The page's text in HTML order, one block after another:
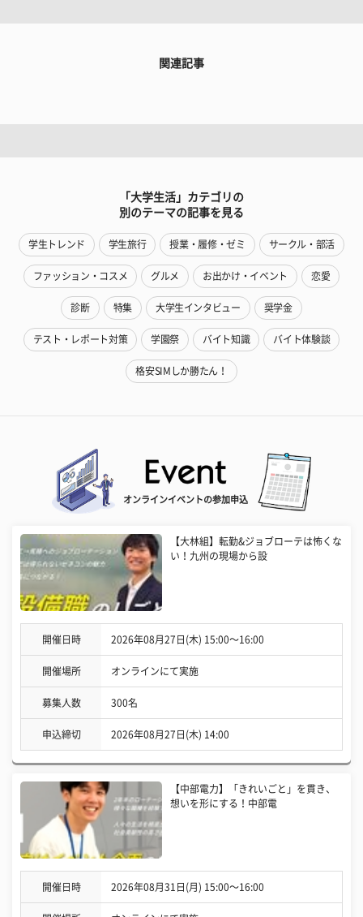
関連記事
「大学生活」カテゴリの
別のテーマの記事を見る
学生トレンド 学生旅行 授業・履修・ゼミ サークル・部活
ファッション・コスメ グルメ お出かけ・イベント 恋愛
診断 特集 大学生インタビュー 奨学金
テスト・レポート対策 学園祭 バイト知識 バイト体験談
格安SIMしか勝たん！
オンラインイベントの参加申込
【大林組】転勤&ジョブローテは怖くな
い！九州の現場から設
開催日時 2026年08月27日(木) 15:00〜16:00
開催場所 オンラインにて実施
募集人数 300名
申込締切 2026年08月27日(木) 14:00
【中部電力】「きれいごと」を貫き、
想いを形にする！中部電
開催日時 2026年08月31日(月) 15:00〜16:00